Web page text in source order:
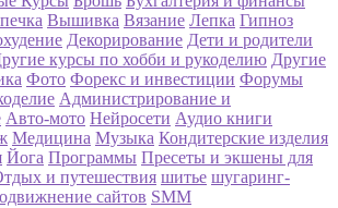
Вышивка Вязание Лепка Гипноз
Декорирование Дети и родители
курсы по хобби и рукоделию Другие
Фото Форекс и инвестиции Форумы
Администрирование и
Авто-мото Нейросети Аудио книги
Медицина Музыка Кондитерские изделия
Йога Программы Пресеты и экшены для
и путешествия шитье шугаринг-
сайтов SMM